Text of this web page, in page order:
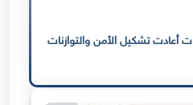
أعادت تشكيل الأمن والتوازنات